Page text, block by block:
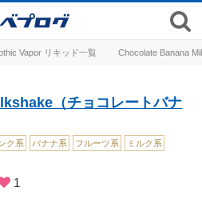
Vapor リキッド一覧 Chocolate Banana
（チョコレートバナ
ク系 バナナ系 フルーツ系 ミルク系
1